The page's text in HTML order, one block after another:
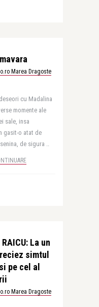
Marea Dragoste
cu Madalina
momente ale
sale, insa
gasit-o atat de
de sigura ..
RAICU: La un
simtul
pe cel al
Marea Dragoste